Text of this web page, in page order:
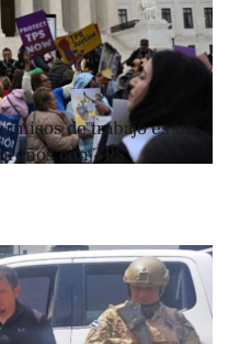
de trabajo es un
con TPS